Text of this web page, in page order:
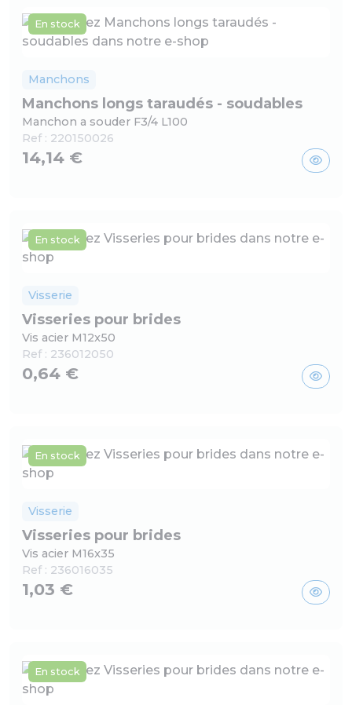
En stock
Manchons
Manchons longs taraudés - soudables
Manchon a souder F3/4 L100
Ref : 220150026
14,14 €
En stock
Visserie
Visseries pour brides
Vis acier M12x50
Ref : 236012050
0,64 €
En stock
Visserie
Visseries pour brides
Vis acier M16x35
Ref : 236016035
1,03 €
En stock